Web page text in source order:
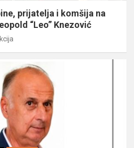
prijatelja i komšija na
“Leo” Knezović